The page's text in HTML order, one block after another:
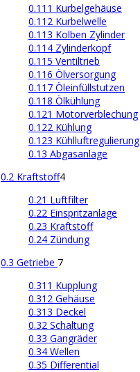
0.111 Kurbelgehäuse
0.112 Kurbelwelle
0.113 Kolben Zylinder
0.114 Zylinderkopf
0.115 Ventiltrieb
0.116 Ölversorgung
0.117 Öleinfüllstutzen
0.118 Ölkühlung
0.121 Motorverblechung
0.122 Kühlung
0.123 Kühlluftregulierung
0.13 Abgasanlage
0.2 Kraftstoff4
0.21 Luftfilter
0.22 Einspritzanlage
0.23 Kraftstoff
0.24 Zündung
0.3 Getriebe 7
0.311 Kupplung
0.312 Gehäuse
0.313 Deckel
0.32 Schaltung
0.33 Gangräder
0.34 Wellen
0.35 Differential